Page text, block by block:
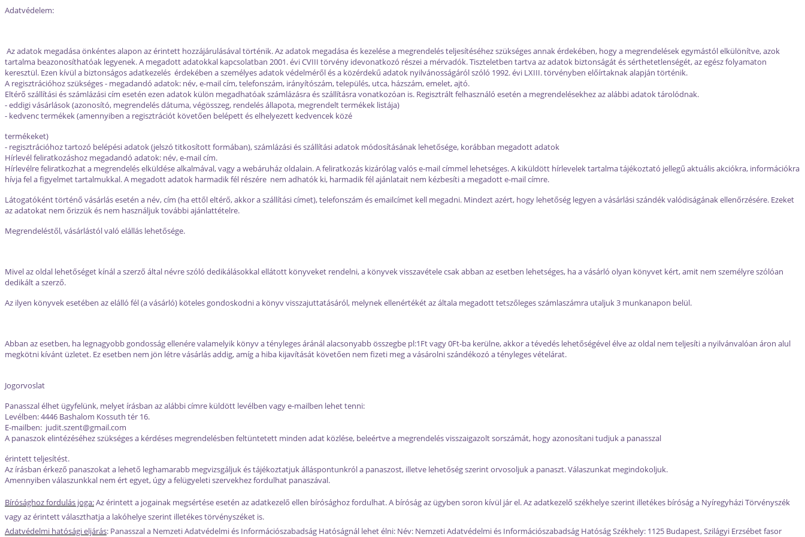
Adatvédelem:
Az adatok megadása önkéntes alapon az érintett hozzájárulásával történik. Az adatok megadása és kezelése a megrendelés teljesítéséhez szükséges annak érdekében, hogy a megrendelések egymástól elkülönítve, azok
tartalma beazonosíthatóak legyenek. A megadott adatokkal kapcsolatban 2001. évi CVIII törvény idevonatkozó részei a mérvadók. Tiszteletben tartva az adatok biztonságát és sérthetetlenségét, az egész folyamaton
keresztül. Ezen kívül a biztonságos adatkezelés érdekében a személyes adatok védelméről és a közérdekű adatok nyilvánosságáról szóló 1992. évi LXIII. törvényben előírtaknak alapján történik.
A regisztrációhoz szükséges - megadandó adatok: név, e-mail cím, telefonszám, irányítószám, település, utca, házszám, emelet, ajtó.
Eltérő szállítási és számlázási cím esetén ezen adatok külön megadhatóak számlázásra és szállításra vonatkozóan is. Regisztrált felhasználó esetén a megrendelésekhez az alábbi adatok tárolódnak.
- eddigi vásárlások (azonosító, megrendelés dátuma, végösszeg, rendelés állapota, megrendelt termékek listája)
- kedvenc termékek (amennyiben a regisztrációt követően belépett és elhelyezett kedvencek közé
termékeket)
- regisztrációhoz tartozó belépési adatok (jelszó titkosított formában), számlázási és szállítási adatok módosításának lehetősége, korábban megadott adatok
Hírlevél feliratkozáshoz megadandó adatok: név, e-mail cím.
Hírlevélre feliratkozhat a megrendelés elküldése alkalmával, vagy a webáruház oldalain. A feliratkozás kizárólag valós e-mail címmel lehetséges. A kiküldött hírlevelek tartalma tájékoztató jellegű aktuális akciókra, információkra
hívja fel a figyelmet tartalmukkal. A megadott adatok harmadik fél részére nem adhatók ki, harmadik fél ajánlatait nem kézbesíti a megadott e-mail címre.
Látogatóként történő vásárlás esetén a név, cím (ha ettől eltérő, akkor a szállítási címet), telefonszám és emailcímet kell megadni. Mindezt azért, hogy lehetőség legyen a vásárlási szándék valódiságának ellenőrzésére. Ezeket
az adatokat nem őrizzük és nem használjuk további ajánlattételre.
Megrendeléstől, vásárlástól való elállás lehetősége.
Mivel az oldal lehetőséget kínál a szerző által névre szóló dedikálásokkal ellátott könyveket rendelni, a könyvek visszavétele csak abban az esetben lehetséges, ha a vásárló olyan könyvet kért, amit nem személyre szólóan
dedikált a szerző.
Az ilyen könyvek esetében az elálló fél (a vásárló) köteles gondoskodni a könyv visszajuttatásáról, melynek ellenértékét az általa megadott tetszőleges számlaszámra utaljuk 3 munkanapon belül.
Abban az esetben, ha legnagyobb gondosság ellenére valamelyik könyv a tényleges áránál alacsonyabb összegbe pl:1Ft vagy 0Ft-ba kerülne, akkor a tévedés lehetőségével élve az oldal nem teljesíti a nyilvánvalóan áron alul
megkötni kívánt üzletet. Ez esetben nem jön létre vásárlás addig, amíg a hiba kijavítását követően nem fizeti meg a vásárolni szándékozó a tényleges vételárat.
Jogorvoslat
Panasszal élhet ügyfelünk, melyet írásban az alábbi címre küldött levélben vagy e-mailben lehet tenni:
Levélben: 4446 Bashalom Kossuth tér 16.
E-mailben: judit.szent@gmail.com
A panaszok elintézéséhez szükséges a kérdéses megrendelésben feltüntetett minden adat közlése, beleértve a megrendelés visszaigazolt sorszámát, hogy azonosítani tudjuk a panasszal
érintett teljesítést.
Az írásban érkező panaszokat a lehető leghamarabb megvizsgáljuk és tájékoztatjuk álláspontunkról a panaszost, illetve lehetőség szerint orvosoljuk a panaszt. Válaszunkat megindokoljuk.
Amennyiben válaszunkkal nem ért egyet, úgy a felügyeleti szervekhez fordulhat panaszával.
Bírósághoz fordulás joga:Az érintett a jogainak megsértése esetén az adatkezelő ellen bírósághoz fordulhat. A bíróság az ügyben soron kívül jár el. Az adatkezelő székhelye szerint illetékes bíróság a Nyíregyházi Törvényszék
vagy az érintett választhatja a lakóhelye szerint illetékes törvényszéket is.
Adatvédelmi hatósági eljárás: Panasszal a Nemzeti Adatvédelmi és Információszabadság Hatóságnál lehet élni: Név: Nemzeti Adatvédelmi és Információszabadság Hatóság Székhely: 1125 Budapest, Szilágyi Erzsébet fasor